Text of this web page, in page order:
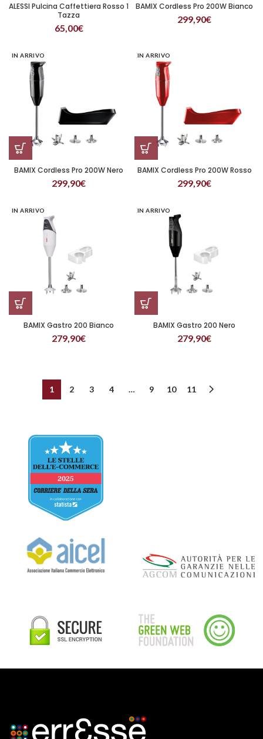
ALESSI Pulcina Caffettiera Rosso 1
Tazza
65,00€
BAMIX Cordless Pro 200W Bianco
299,90€
IN ARRIVO
BAMIX Cordless Pro 200W Nero
299,90€
IN ARRIVO
BAMIX Cordless Pro 200W Rosso
299,90€
IN ARRIVO
BAMIX Gastro 200 Bianco
279,90€
IN ARRIVO
BAMIX Gastro 200 Nero
279,90€
1 2 3 4 … 9 10 11